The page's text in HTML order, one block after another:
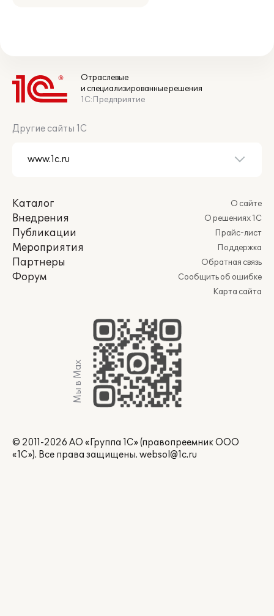
Отраслевые
и специализированные решения
1С:Предприятие
Другие сайты 1С
Каталог
Внедрения
Публикации
Мероприятия
Партнеры
Форум
О сайте
О решениях 1С
Прайс-лист
Поддержка
Обратная связь
Сообщить об ошибке
Карта сайта
Мы в Max
© 2011-2026 АО «Группа 1С» (правопреемник ООО
«1С»). Все права защищены. websol@1c.ru